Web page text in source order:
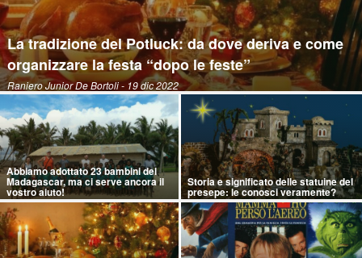
La tradizione del Potluck: da dove deriva e come
organizzare la festa “dopo le feste”
Raniero Junior De Bortoli- 19 dic 2022
Abbiamo adottato 23 bambini del
Madagascar, ma ci serve ancora il
vostro aiuto!
Storia e significato delle statuine del
presepe: le conosci veramente?